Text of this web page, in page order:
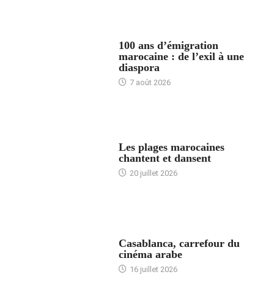
100 ans d’émigration
marocaine : de l’exil à une
diaspora
7 août 2026
Les plages marocaines
chantent et dansent
20 juillet 2026
Casablanca, carrefour du
cinéma arabe
16 juillet 2026